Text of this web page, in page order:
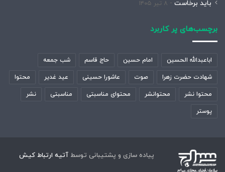
باید برخاست ۸ تیر ۱۴۰۵
برچسب‌های پر کاربرد
اباعبدالله الحسین امام حسین حاج قاسم شب جمعه
شهادت حضرت زهرا صوت عاشورا حسینی عید غدیر محتوا
محتوا نشر محتوانشر محتوای مناسبتی مناسبتی نشر
پوستر
پیاده سازی و پشتیبانی توسط آتیه ارتباط کیش